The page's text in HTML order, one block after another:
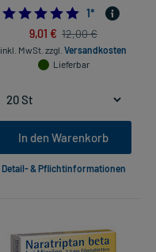
5.0
1*
9,01 € 12,00 €
inkl. MwSt. zzgl. Versandkosten
Lieferbar
In den Warenkorb
Detail- & Pflichtinformationen